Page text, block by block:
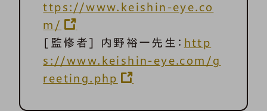
ttps://www.keishin-eye.co
m/
[監修者] 内野裕一先生： http
s://www.keishin-eye.com/g
reeting.php